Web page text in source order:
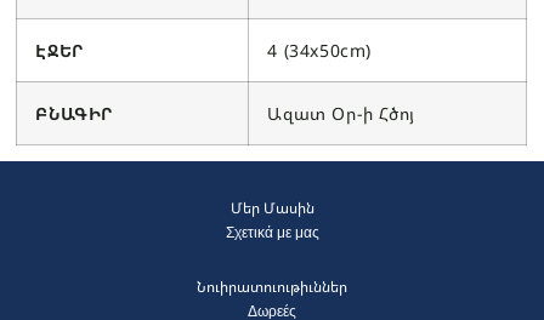
ԷՋԵՐ 4 (34x50cm)
ԲՆԱԳԻՐ Ազատ Օր-ի Հծոյ
Մեր Մասին
Σχετικά με μας
Նուիրատուութիւններ
Δωρεές